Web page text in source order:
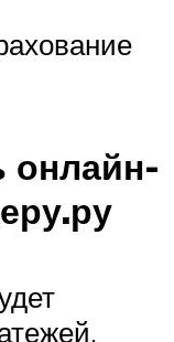
онлайн-